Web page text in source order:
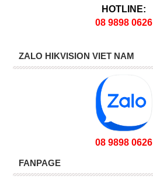
HOTLINE:
08 9898 0626
ZALO HIKVISION VIET NAM
08 9898 0626
FANPAGE